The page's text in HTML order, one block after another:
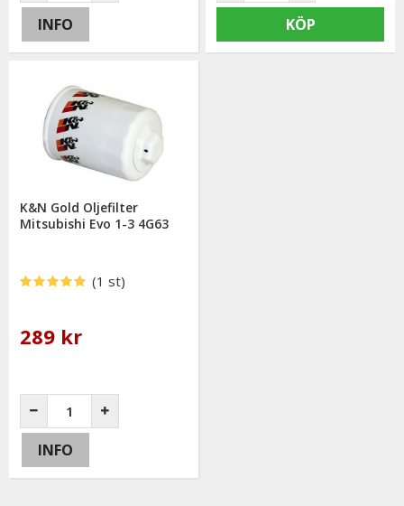
INFO KÖP
K&N Gold Oljefilter
Mitsubishi Evo 1-3 4G63
(1 st)
289 kr
INFO